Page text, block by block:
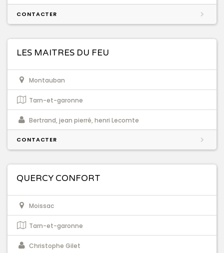
CONTACTER
LES MAITRES DU FEU
Montauban
Tarn-et-garonne
Bertrand, jean pierré, henri Lecomte
CONTACTER
QUERCY CONFORT
Moissac
Tarn-et-garonne
Christophe Gilet